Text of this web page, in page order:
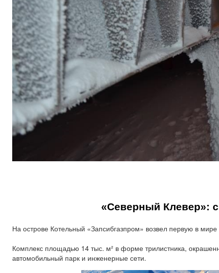
«Северный Клевер»:
На острове Котельный «Запсибгазпром» возвел первую в
Комплекс площадью 14 тыс. м² в форме трилистника,
автомобильный парк и инженерные сети.